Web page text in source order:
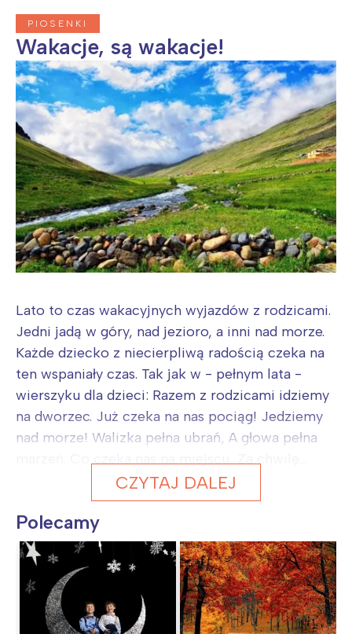
PIOSENKI
Wakacje, są wakacje!
Lato to czas wakacyjnych wyjazdów z rodzicami.
Jedni jadą w góry, nad jezioro, a inni nad morze.
Każde dziecko z niecierpliwą radością czeka na
ten wspaniały czas. Tak jak w - pełnym lata -
wierszyku dla dzieci: Razem z rodzicami idziemy
na dworzec. Już czeka na nas pociąg! Jedziemy
nad morze! Walizka pełna ubrań, A głowa pełna
CZYTAJ DALEJ
Polecamy